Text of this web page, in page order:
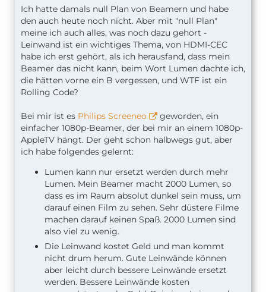
Ich hatte damals null Plan von Beamern und habe
den auch heute noch nicht. Aber mit "null Plan"
meine ich auch alles, was noch dazu gehört -
Leinwand ist ein wichtiges Thema, von HDMI-CEC
habe ich erst gehört, als ich herausfand, dass mein
Beamer das nicht kann, beim Wort Lumen dachte ich,
die hätten vorne ein B vergessen, und WTF ist ein
Rolling Code?
Bei mir ist es Philips Screeneo
geworden, ein
einfacher 1080p-Beamer, der bei mir an einem 1080p-
AppleTV hängt. Der geht schon halbwegs gut, aber
ich habe folgendes gelernt:
Lumen kann nur ersetzt werden durch mehr
Lumen. Mein Beamer macht 2000 Lumen, so
dass es im Raum absolut dunkel sein muss, um
darauf einen Film zu sehen. Sehr düstere Filme
machen darauf keinen Spaß. 2000 Lumen sind
also viel zu wenig.
Die Leinwand kostet Geld und man kommt
nicht drum herum. Gute Leinwände können
aber leicht durch bessere Leinwände ersetzt
werden. Bessere Leinwände kosten